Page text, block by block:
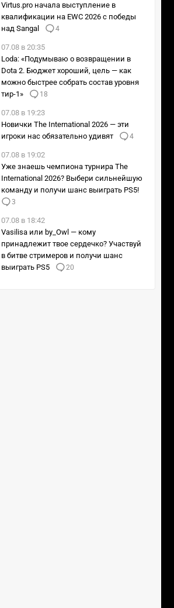
Virtus.pro начала выступление в
квалификации на EWC 2026 с победы
над Sangal
4
07.08 в 20:35
Loda: «Подумываю о возвращении в
Dota 2. Бюджет хороший, цель — как
можно быстрее собрать состав уровня
тир-1»
18
07.08 в 19:23
Новички The International 2026 — эти
игроки нас обязательно удивят
4
07.08 в 19:02
Уже знаешь чемпиона турнира The
International 2026? Выбери сильнейшую
команду и получи шанс выиграть PS5!
3
07.08 в 18:42
Vasilisa или by_Owl — кому
принадлежит твое сердечко? Участвуй
в битве стримеров и получи шанс
выиграть PS5
20